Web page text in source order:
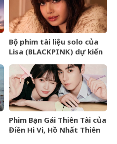
Bộ phim tài liệu solo của
Lisa (BLACKPINK) dự kiến
TIFF 2026
Phim Bạn Gái Thiên Tài của
Điền Hi Vi, Hồ Nhất Thiên